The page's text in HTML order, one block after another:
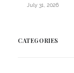
July 31, 2026
CATEGORIES